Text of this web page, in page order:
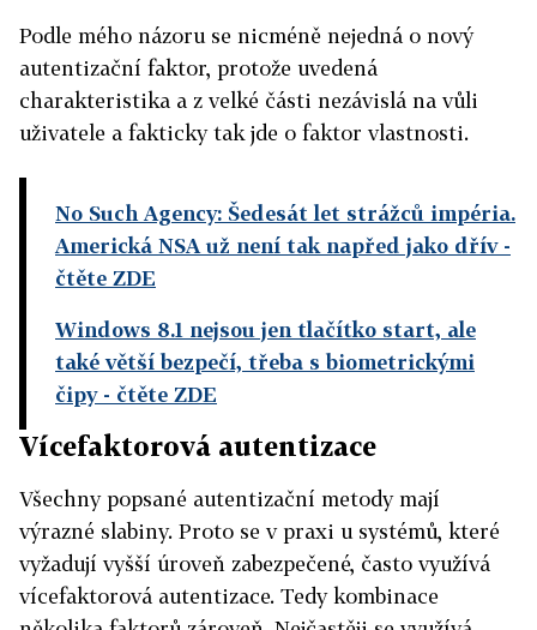
Podle mého názoru se nicméně nejedná o nový
autentizační faktor, protože uvedená
charakteristika a z velké části nezávislá na vůli
uživatele a fakticky tak jde o faktor vlastnosti.
No Such Agency: Šedesát let strážců impéria.
Americká NSA už není tak napřed jako dřív-
čtěte ZDE
Windows 8.1 nejsou jen tlačítko start, ale
také větší bezpečí, třeba s biometrickými
čipy- čtěte ZDE
Vícefaktorová autentizace
Všechny popsané autentizační metody mají
výrazné slabiny. Proto se v praxi u systémů, které
vyžadují vyšší úroveň zabezpečené, často využívá
vícefaktorová autentizace. Tedy kombinace